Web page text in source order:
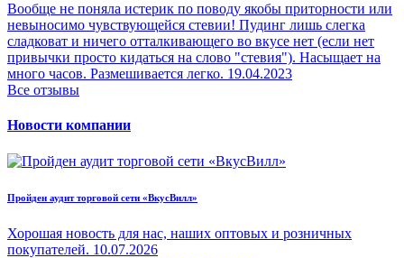
Вообще не поняла истерик по поводу якобы приторности или
невыносимо чувствующейся стевии! Пудинг лишь слегка
сладковат и ничего отталкивающего во вкусе нет (если нет
привычки просто кидаться на слово "стевия"). Насыщает на
много часов. Размешивается легко. 19.04.2023
Все отзывы
Новости компании
Пройден аудит торговой сети «ВкусВилл»
Хорошая новость для нас, наших оптовых и розничных
покупателей. 10.07.2026